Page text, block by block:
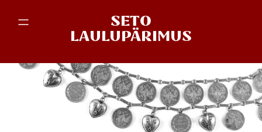
SETO
LAULUPÄRIMUS